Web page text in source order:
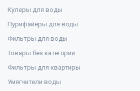
Кулеры для воды
Пурифайеры для воды
Фильтры для воды
Товары без категории
Фильтры для квартиры
Умягчители воды